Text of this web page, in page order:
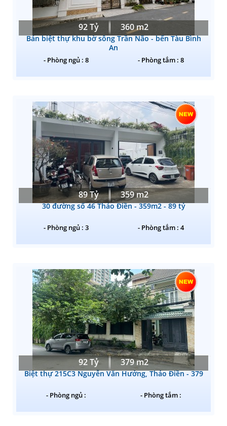
92 Tỷ 360 m2
Bán biệt thự khu bờ sông Trần Não - bến Tàu Bình
An
- Phòng ngủ : 8 - Phòng tắm : 8
89 Tỷ 359 m2
30 đường số 46 Thảo Điền - 359m2 - 89 tỷ
- Phòng ngủ : 3 - Phòng tắm : 4
92 Tỷ 379 m2
Biệt thự 215C3 Nguyễn Văn Hưởng, Thảo Điền - 379
- Phòng ngủ : - Phòng tắm :